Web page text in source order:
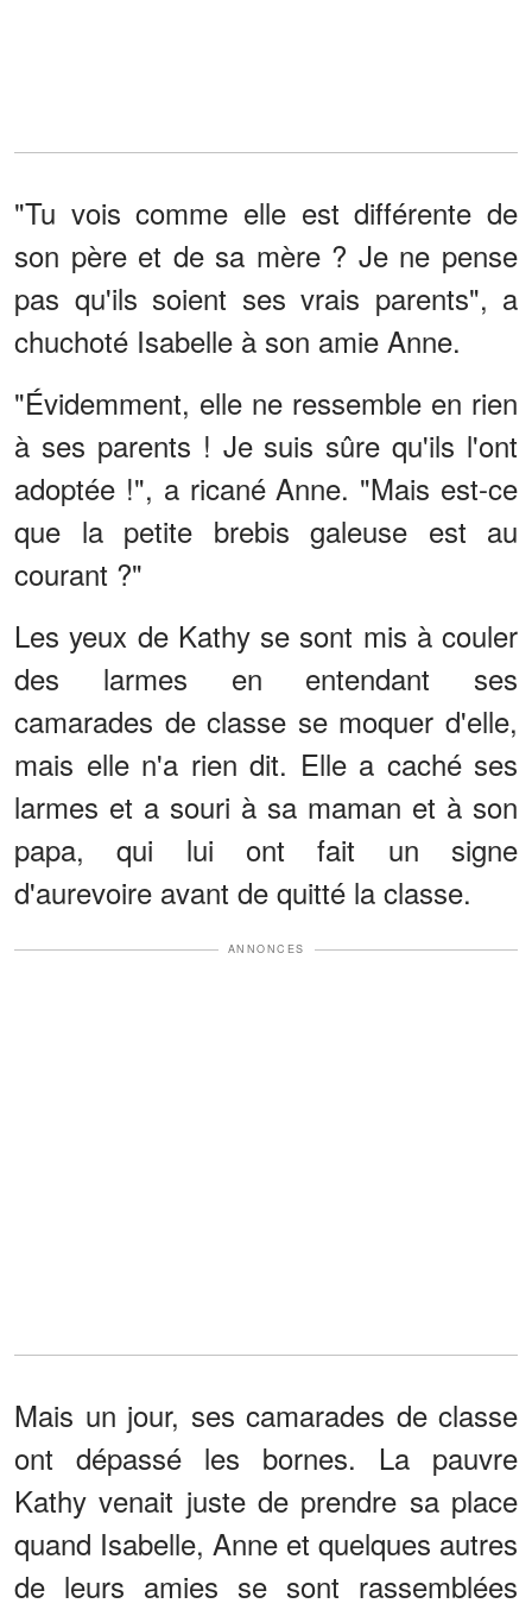
"Tu vois comme elle est différente de
son père et de sa mère ? Je ne pense
pas qu'ils soient ses vrais parents", a
chuchoté Isabelle à son amie Anne.
"Évidemment, elle ne ressemble en rien
à ses parents ! Je suis sûre qu'ils l'ont
adoptée !", a ricané Anne. "Mais est-ce
que la petite brebis galeuse est au
courant ?"
Les yeux de Kathy se sont mis à couler
des larmes en entendant ses
camarades de classe se moquer d'elle,
mais elle n'a rien dit. Elle a caché ses
larmes et a souri à sa maman et à son
papa, qui lui ont fait un signe
d'aurevoire avant de quitté la classe.
ANNONCES
Mais un jour, ses camarades de classe
ont dépassé les bornes. La pauvre
Kathy venait juste de prendre sa place
quand Isabelle, Anne et quelques autres
de leurs amies se sont rassemblées